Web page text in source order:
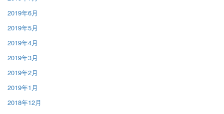
2019年6月
2019年5月
2019年4月
2019年3月
2019年2月
2019年1月
2018年12月